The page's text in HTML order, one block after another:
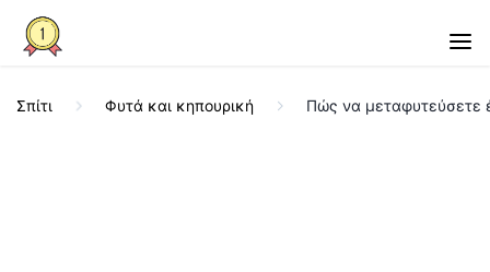
Σπίτι Φυτά και κηπουρική Πώς να μεταφυτεύσετε